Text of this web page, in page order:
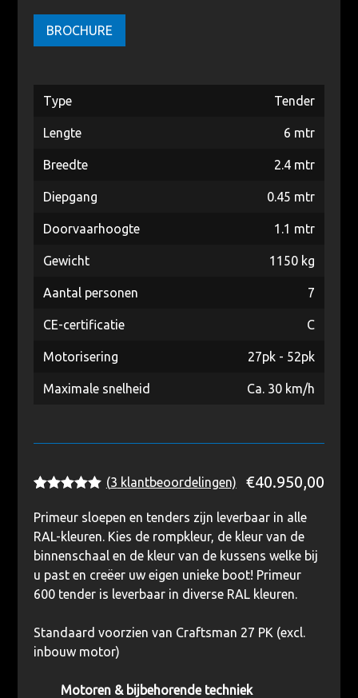
BROCHURE
Type Tender
Lengte 6 mtr
Breedte 2.4 mtr
Diepgang 0.45 mtr
Doorvaarhoogte 1.1 mtr
Gewicht 1150 kg
Aantal personen 7
CE-certificatie C
Motorisering 27pk - 52pk
Maximale snelheid Ca. 30 km/h
5.00op 5
gebaseerd
op
klantbeoordelingen
(3 klantbeoordelingen) €40.950,00
Primeur sloepen en tenders zijn leverbaar in alle
RAL-kleuren. Kies de rompkleur, de kleur van de
binnenschaal en de kleur van de kussens welke bij
u past en creëer uw eigen unieke boot! Primeur
600 tender is leverbaar in diverse RAL kleuren.
Standaard voorzien van Craftsman 27 PK (excl.
inbouw motor)
Motoren & bijbehorende techniek